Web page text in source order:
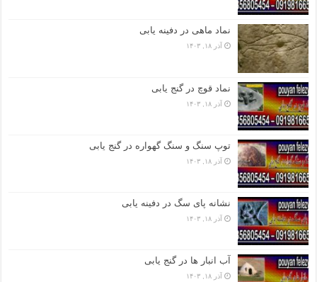
نماد ماهی در دفینه یابی
آذر ۱۸, ۱۴۰۳
نماد قوچ در گنج یابی
آذر ۱۸, ۱۴۰۳
توپ سنگ و سنگ گهواره در گنج یابی
آذر ۱۸, ۱۴۰۳
نشانه پای سگ در دفینه یابی
آذر ۱۸, ۱۴۰۳
آب انبار ها در گنج یابی
آذر ۱۸, ۱۴۰۳